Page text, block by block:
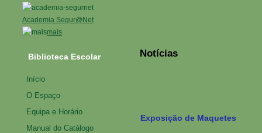
Academia Segur@Net
mais
Notícias
Exposição de Maquetes
Biblioteca Escolar
Início
O Espaço
Equipa e Horário
Manual do Catálogo